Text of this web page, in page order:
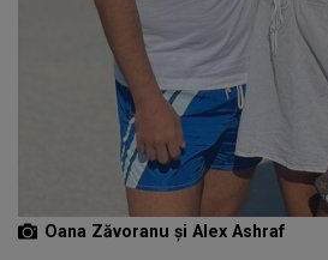
Oana Zăvoranu și Alex Ashraf